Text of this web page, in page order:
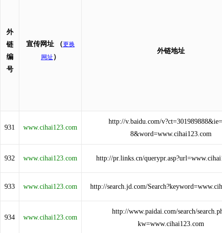
外
链
编
号
宣传网址 （更换
网址 ）
外链地址
931 www.cihai123.com
http://v.baidu.com/
8&word=www.cihai123.com
932 www.cihai123.com http://pr.links.cn/
933 www.cihai123.com http://search.jd.com/
934 www.cihai123.com
http://www.paidai.com/search/
kw=www.cihai123.com